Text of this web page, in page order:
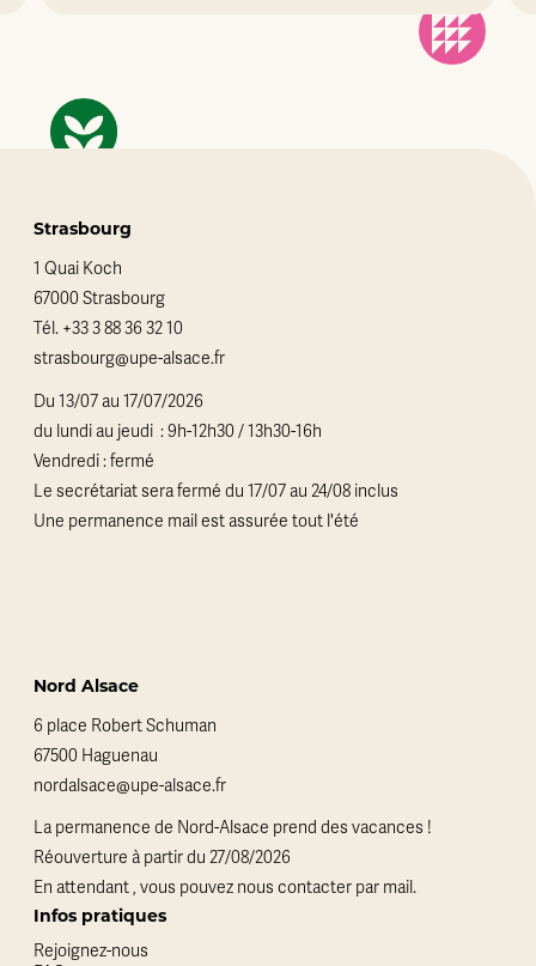
Strasbourg
1 Quai Koch
67000 Strasbourg
Tél. +33 3 88 36 32 10
strasbourg@upe-alsace.fr
Du 13/07 au 17/07/2026
du lundi au jeudi : 9h-12h30 / 13h30-16h
Vendredi : fermé
Le secrétariat sera fermé du 17/07 au 24/08 inclus
Une permanence mail est assurée tout l'été
Nord Alsace
6 place Robert Schuman
67500 Haguenau
nordalsace@upe-alsace.fr
La permanence de Nord-Alsace prend des vacances !
Réouverture à partir du 27/08/2026
En attendant , vous pouvez nous contacter par mail.
Infos pratiques
Rejoignez-nous